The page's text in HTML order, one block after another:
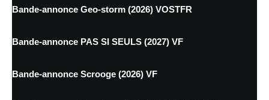
Bande-annonce Geo-storm (2026) VOSTFR
Bande-annonce PAS SI SEULS (2027) VF
Bande-annonce Scrooge (2026) VF